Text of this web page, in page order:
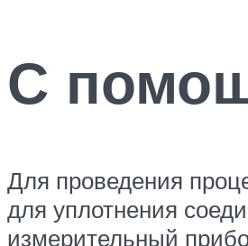
С
Для проведения
для уплотнения
измерительный